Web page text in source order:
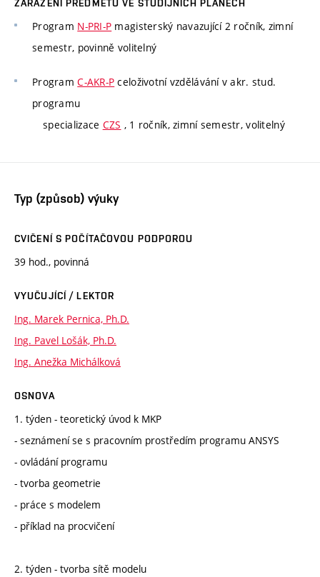
ZAŘAZENÍ PŘEDMĚTU VE STUDIJNÍCH PLÁNECH
Program N-PRI-P magisterský navazující 2 ročník, zimní
semestr, povinně volitelný
ProgramC-AKR-P celoživotní vzdělávání v akr. stud.
programu
specializace CZS , 1 ročník, zimní semestr, volitelný
Typ (způsob) výuky
CVIČENÍ S POČÍTAČOVOU PODPOROU
39 hod., povinná
VYUČUJÍCÍ / LEKTOR
Ing. Marek Pernica, Ph.D.
Ing. Pavel Lošák, Ph.D.
Ing. Anežka Michálková
OSNOVA
1. týden - teoretický úvod k MKP
- seznámení se s pracovním prostředím programu ANSYS
- ovládání programu
- tvorba geometrie
- práce s modelem
- příklad na procvičení
2. týden - tvorba sítě modelu